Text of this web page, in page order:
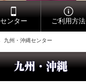
センター ご利用方法
九州・沖縄センター
九州・沖縄